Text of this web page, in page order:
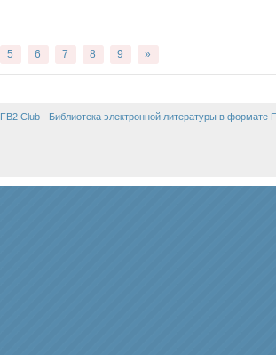
5 6 7 8 9 »
FB2 Club - Библиотека электронной литературы в формате